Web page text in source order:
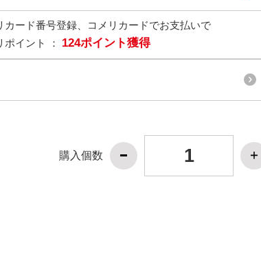
カード番号登録、コメリカードでお支払いで
ポイント ： 124ポイント獲得
購入個数